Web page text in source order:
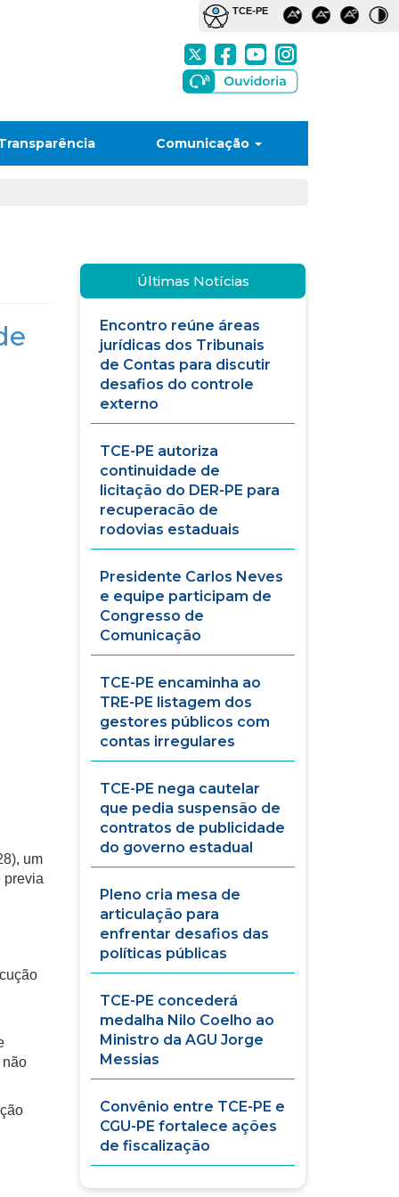
Comunicação
um
previa
não
Últimas Notícias
Encontro reúne áreas
jurídicas dos Tribunais
de Contas para discutir
desafios do controle
externo
TCE-PE autoriza
continuidade de
licitação do DER-PE para
recuperacão de
rodovias estaduais
Presidente Carlos Neves
e equipe participam de
Congresso de
Comunicação
TCE-PE encaminha ao
TRE-PE listagem dos
gestores públicos com
contas irregulares
TCE-PE nega cautelar
que pedia suspensão de
contratos de publicidade
do governo estadual
Pleno cria mesa de
articulação para
enfrentar desafios das
políticas públicas
TCE-PE concederá
medalha Nilo Coelho ao
Ministro da AGU Jorge
Messias
Convênio entre TCE-PE e
CGU-PE fortalece ações
de fiscalização